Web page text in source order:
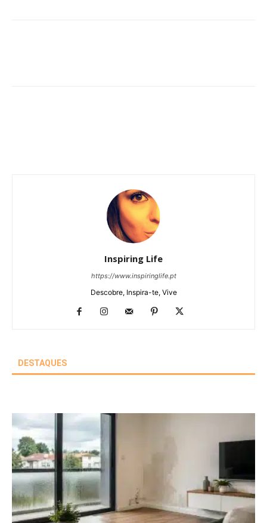
Inspiring Life
https://www.inspiringlife.pt
Descobre, Inspira-te, Vive
DESTAQUES